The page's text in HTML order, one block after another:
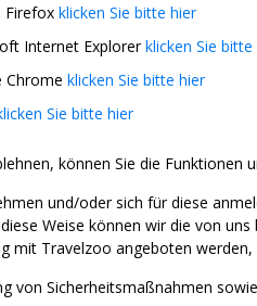
Firefox klicken Sie bitte hier
Internet Explorerklicken Sie bitte
Chrome klicken Sie bitte hier
Sie bitte hier
können Sie die
und/oder sich für diese
Weise können wir die von
mit Travelzoo angeboten werden,
von Sicherheitsmaßnahmen